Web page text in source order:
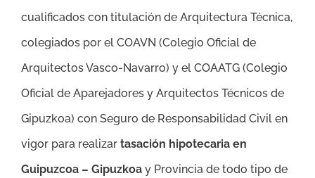
cualificados con titulación de Arquitectura Técnica,
colegiados por el COAVN (Colegio Oficial de
Arquitectos Vasco-Navarro) y el COAATG (Colegio
Oficial de Aparejadores y Arquitectos Técnicos de
Gipuzkoa) con Seguro de Responsabilidad Civil en
vigor para realizar tasación hipotecaria en
Guipuzcoa – Gipuzkoa y Provincia de todo tipo de